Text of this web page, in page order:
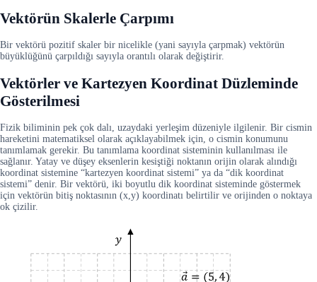
Vektörün Skalerle Çarpımı
Bir vektörü pozitif skaler bir nicelikle (yani sayıyla çarpmak) vektörün
büyüklüğünü çarpıldığı sayıyla orantılı olarak değiştirir.
Vektörler ve Kartezyen Koordinat Düzleminde
Gösterilmesi
Fizik biliminin pek çok dalı, uzaydaki yerleşim düzeniyle ilgilenir. Bir cismin
hareketini matematiksel olarak açıklayabilmek için, o cismin konumunu
tanımlamak gerekir. Bu tanımlama koordinat sisteminin kullanılması ile
sağlanır. Yatay ve düşey eksenlerin kesiştiği noktanın orijin olarak alındığı
koordinat sistemine “kartezyen koordinat sistemi” ya da “dik koordinat
sistemi” denir. Bir vektörü, iki boyutlu dik koordinat sisteminde göstermek
için vektörün bitiş noktasının (x,y) koordinatı belirtilir ve orijinden o noktaya
ok çizilir.